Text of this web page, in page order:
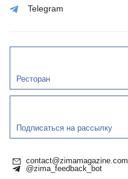
Telegram
Ресторан
Подписаться на рассылку
contact@zimamagazine.com
@zima_feedback_bot